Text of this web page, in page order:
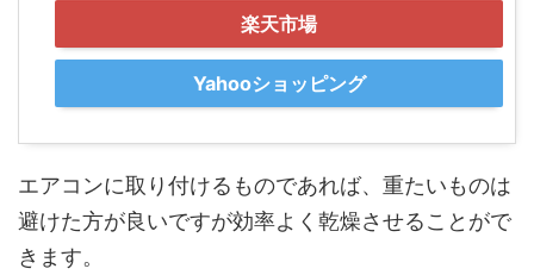
楽天市場
Yahooショッピング
エアコンに取り付けるものであれば、重たいものは
避けた方が良いですが効率よく乾燥させることがで
きます。